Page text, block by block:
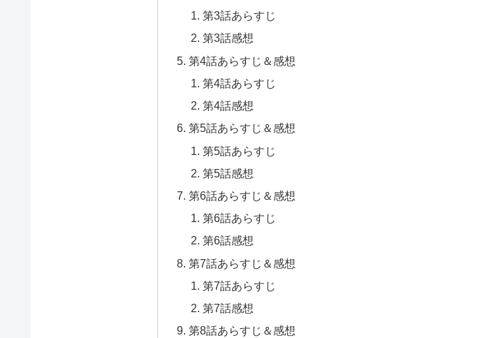
第3話あらすじ
第3話感想
第4話あらすじ＆感想
第4話あらすじ
第4話感想
第5話あらすじ＆感想
第5話あらすじ
第5話感想
第6話あらすじ＆感想
第6話あらすじ
第6話感想
第7話あらすじ＆感想
第7話あらすじ
第7話感想
第8話あらすじ＆感想